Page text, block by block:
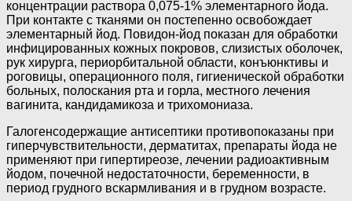
концентрации раствора 0,075-1% элементарного йода.
При контакте с тканями он постепенно освобождает
элементарный йод. Повидон-йод по­казан для обработки
инфицированных кожных покровов, слизис­тых оболочек,
рук хирурга, периорбитальной обла­сти, конъюнктивы и
роговицы, операционного поля, гигиенической обработки
больных, полоска­ния рта и горла, местного лечения
вагинита, кандидамикоза и трихомониаза.
Галогенсодержащие антисептики противопоказаны при
гипер­чувствительности, дерматитах, препараты йода не
применяют при гипертиреозе, лечении радиоактивным
йодом, почечной недоста­точности, беременности, в
период грудного вскармливания и в груд­ном возрасте.